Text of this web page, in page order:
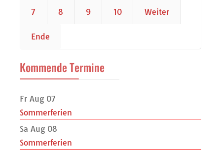
7 8 9 10 Weiter
Ende
Kommende Termine
Fr Aug 07
Sommerferien
Sa Aug 08
Sommerferien